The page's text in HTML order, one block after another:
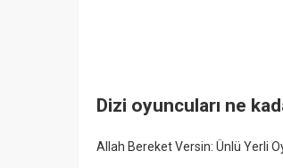
Dizi oyuncuları ne
Allah Bereket Versin: Ünlü Yerli